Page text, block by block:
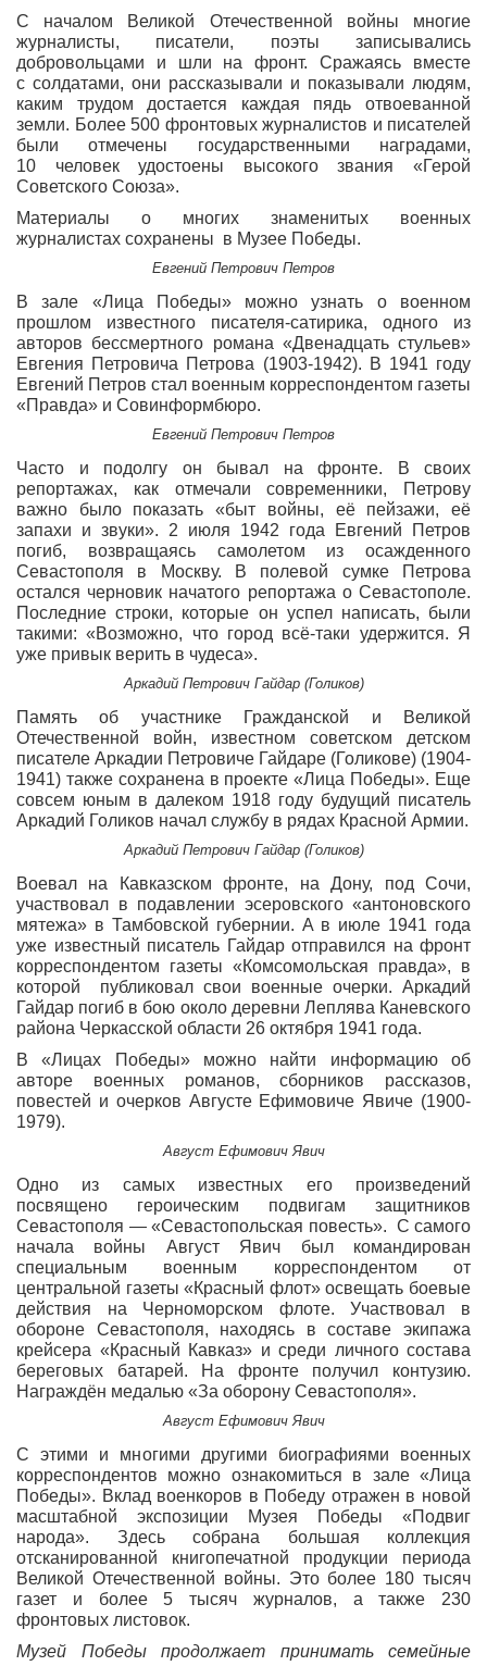
С началом Великой Отечественной войны многие
журналисты, писатели, поэты записывались
добровольцами и шли на фронт. Сражаясь вместе
с солдатами, они рассказывали и показывали людям,
каким трудом достается каждая пядь отвоеванной
земли. Более 500 фронтовых журналистов и писателей
были отмечены государственными наградами,
10 человек удостоены высокого звания «Герой
Советского Союза».
Материалы о многих знаменитых военных
журналистах сохранены в Музее Победы.
Евгений Петрович Петров
В зале «Лица Победы» можно узнать о военном
прошлом известного писателя-сатирика, одного из
авторов бессмертного романа «Двенадцать стульев»
Евгения Петровича Петрова (1903-1942). В 1941 году
Евгений Петров стал военным корреспондентом газеты
«Правда» и Совинформбюро.
Евгений Петрович Петров
Часто и подолгу он бывал на фронте. В своих
репортажах, как отмечали современники, Петрову
важно было показать «быт войны, её пейзажи, её
запахи и звуки». 2 июля 1942 года Евгений Петров
погиб, возвращаясь самолетом из осажденного
Севастополя в Москву. В полевой сумке Петрова
остался черновик начатого репортажа о Севастополе.
Последние строки, которые он успел написать, были
такими: «Возможно, что город всё-таки удержится. Я
уже привык верить в чудеса».
Аркадий Петрович Гайдар (Голиков)
Память об участнике Гражданской и Великой
Отечественной войн, известном советском детском
писателе Аркадии Петровиче Гайдаре (Голикове) (1904-
1941) также сохранена в проекте «Лица Победы». Еще
совсем юным в далеком 1918 году будущий писатель
Аркадий Голиков начал службу в рядах Красной Армии.
Аркадий Петрович Гайдар (Голиков)
Воевал на Кавказском фронте, на Дону, под Сочи,
участвовал в подавлении эсеровского «антоновского
мятежа» в Тамбовской губернии. А в июле 1941 года
уже известный писатель Гайдар отправился на фронт
корреспондентом газеты «Комсомольская правда», в
которой публиковал свои военные очерки. Аркадий
Гайдар погиб в бою около деревни Леплява Каневского
района Черкасской области 26 октября 1941 года.
В «Лицах Победы» можно найти информацию об
авторе военных романов, сборников рассказов,
повестей и очерков Августе Ефимовиче Явиче (1900-
1979).
Август Ефимович Явич
Одно из самых известных его произведений
посвящено героическим подвигам защитников
Севастополя — «Севастопольская повесть». С самого
начала войны Август Явич был командирован
специальным военным корреспондентом от
центральной газеты «Красный флот» освещать боевые
действия на Черноморском флоте. Участвовал в
обороне Севастополя, находясь в составе экипажа
крейсера «Красный Кавказ» и среди личного состава
береговых батарей. На фронте получил контузию.
Награждён медалью «За оборону Севастополя».
Август Ефимович Явич
С этими и многими другими биографиями военных
корреспондентов можно ознакомиться в зале «Лица
Победы». Вклад военкоров в Победу отражен в новой
масштабной экспозиции Музея Победы «Подвиг
народа». Здесь собрана большая коллекция
отсканированной книгопечатной продукции периода
Великой Отечественной войны. Это более 180 тысяч
газет и более 5 тысяч журналов, а также 230
фронтовых листовок.
Музей Победы продолжает принимать семейные